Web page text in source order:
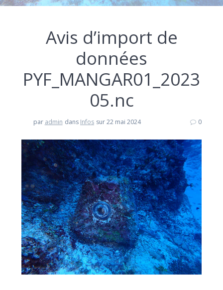
Avis d’import de
données
PYF_MANGAR01_2023
05.nc
par admin dans Infos sur 22 mai 2024 0